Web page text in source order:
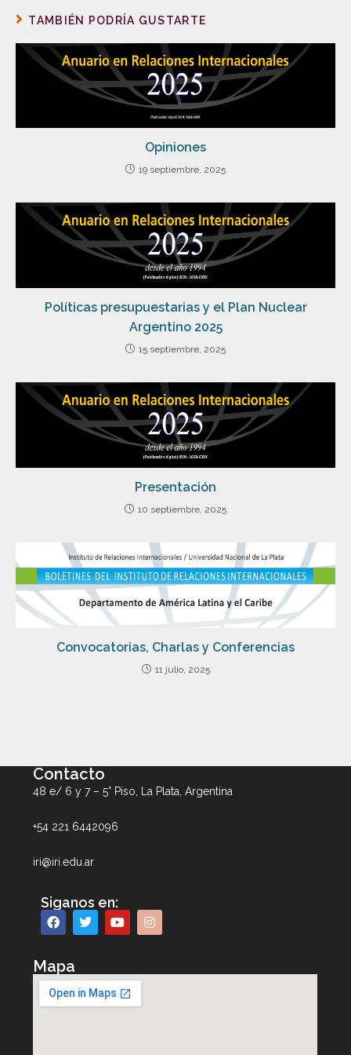
TAMBIÉN PODRÍA GUSTARTE
Opiniones
19 septiembre, 2025
Políticas presupuestarias y el Plan Nuclear
Argentino 2025
15 septiembre, 2025
Presentación
10 septiembre, 2025
Convocatorias, Charlas y Conferencias
11 julio, 2025
Contacto
48 e/ 6 y 7 – 5° Piso, La Plata, Argentina
+54 221 6442096
iri@iri.edu.ar
Siganos en:
Mapa